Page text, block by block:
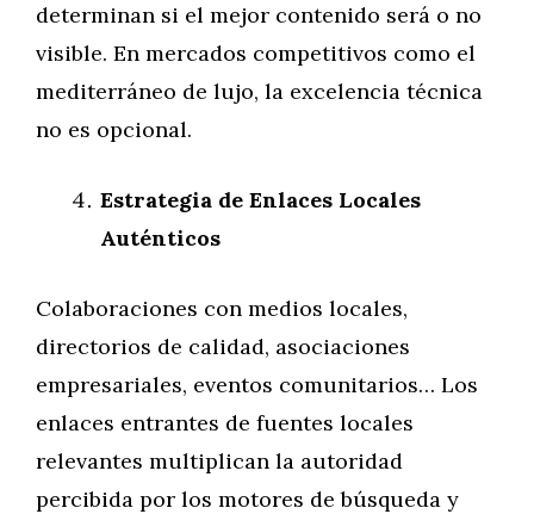
determinan si el mejor contenido será o no
visible. En mercados competitivos como el
mediterráneo de lujo, la excelencia técnica
no es opcional.
Estrategia de Enlaces Locales
Auténticos
Colaboraciones con medios locales,
directorios de calidad, asociaciones
empresariales, eventos comunitarios… Los
enlaces entrantes de fuentes locales
relevantes multiplican la autoridad
percibida por los motores de búsqueda y